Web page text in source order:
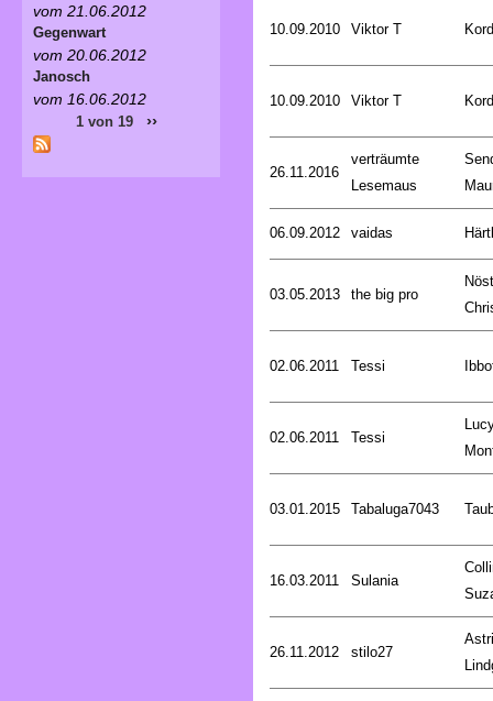
10.09.2010 Viktor T
10.09.2010 Viktor T
26.11.2016
verträumte
Lesemaus
06.09.2012 vaidas
03.05.2013 the big pro
02.06.2011 Tessi
02.06.2011 Tessi
03.01.2015 Tabaluga7043
16.03.2011 Sulania
26.11.2012 stilo27
vom 21.06.2012
Gegenwart
vom 20.06.2012
Janosch
vom 16.06.2012
1 von 19 ››